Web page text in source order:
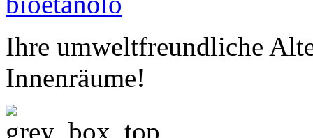
Ihre umweltfreundliche
Innenräume!